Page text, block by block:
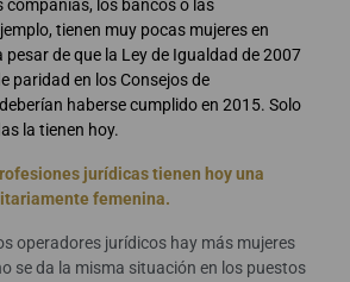
compañías, los bancos o las
tienen muy pocas mujeres en
de que la Ley de Igualdad de 2007
paridad en los Consejos de
haberse cumplido en 2015. Solo
la tienen hoy.
jurídicas tienen hoy una
femenina.
operadores jurídicos hay más mujeres
se da la misma situación en los puestos